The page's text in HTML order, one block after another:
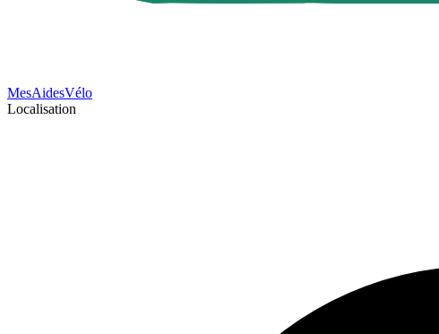
MesAidesVélo
Localisation